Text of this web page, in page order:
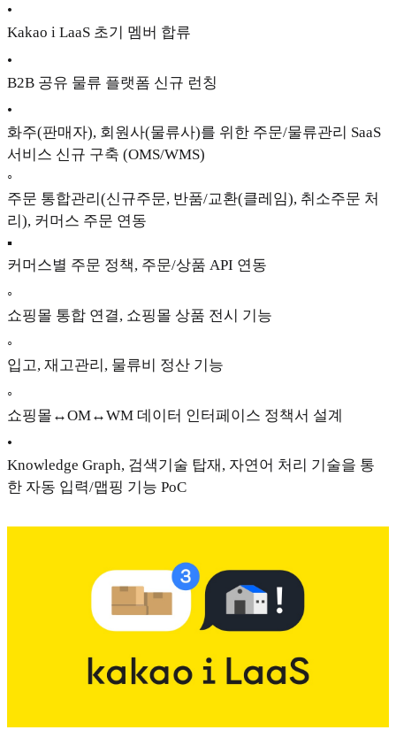
•
Kakao i LaaS 초기 멤버 합류
•
B2B 공유 물류 플랫폼 신규 런칭
•
화주(판매자), 회원사(물류사)를 위한 주문/물류관리 SaaS
서비스 신규 구축 (OMS/WMS)
◦
주문 통합관리(신규주문, 반품/교환(클레임), 취소주문 처
리), 커머스 주문 연동
▪
커머스별 주문 정책, 주문/상품 API 연동
◦
쇼핑몰 통합 연결, 쇼핑몰 상품 전시 기능
◦
입고, 재고관리, 물류비 정산 기능
◦
쇼핑몰↔OM↔WM 데이터 인터페이스 정책서 설계
•
Knowledge Graph, 검색기술 탑재, 자연어 처리 기술을 통
한 자동 입력/맵핑 기능 PoC